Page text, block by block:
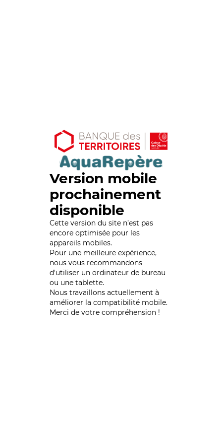
Version mobile
prochainement
disponible
Cette version du site n’est pas
encore optimisée pour les
appareils mobiles.
Pour une meilleure expérience,
nous vous recommandons
d'utiliser un ordinateur de bureau
ou une tablette.
Nous travaillons actuellement à
améliorer la compatibilité mobile.
Merci de votre compréhension !